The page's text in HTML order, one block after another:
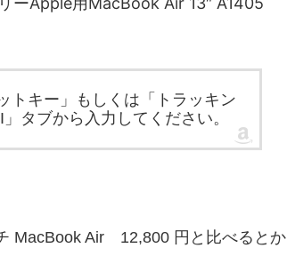
トキー」もしくは「トラッキン
タブから入力してください。
MacBook Air 12,800 円と比べるとか